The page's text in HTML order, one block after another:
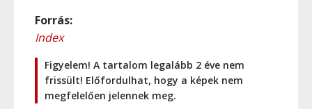
Forrás:
Index
Figyelem! A tartalom legalább 2 éve nem
frissült! Előfordulhat, hogy a képek nem
megfelelően jelennek meg.